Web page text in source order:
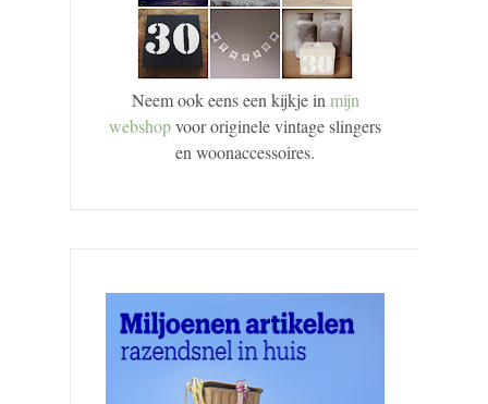
Neem ook eens een kijkje inmijn
webshopvoor originele vintage slingers
en woonaccessoires.